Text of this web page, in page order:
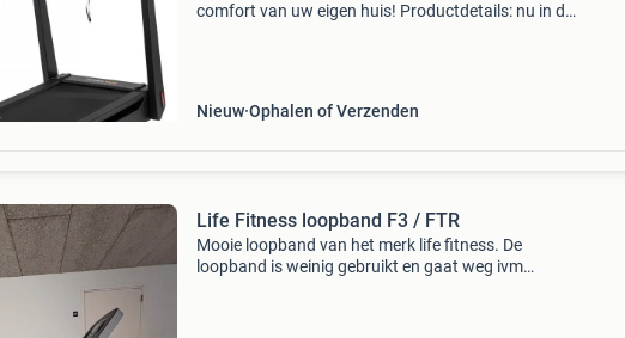
comfort van uw eigen huis! Productdetails: nu in de
Nieuw Ophalen of Verzenden
Life Fitness loopband F3 / FTR
Mooie loopband van het merk life fitness. De
loopband is weinig gebruikt en gaat weg ivm